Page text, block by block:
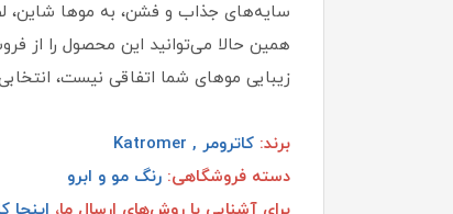
سایه‌های جذاب و فشن، به موها شاین،
همین حالا می‌توانید این محصول را از
زیبایی موهای شما اتفاقی نیست،
برند: کاترومر , Katromer
دسته فروشگاهی: رنگ مو و ابرو